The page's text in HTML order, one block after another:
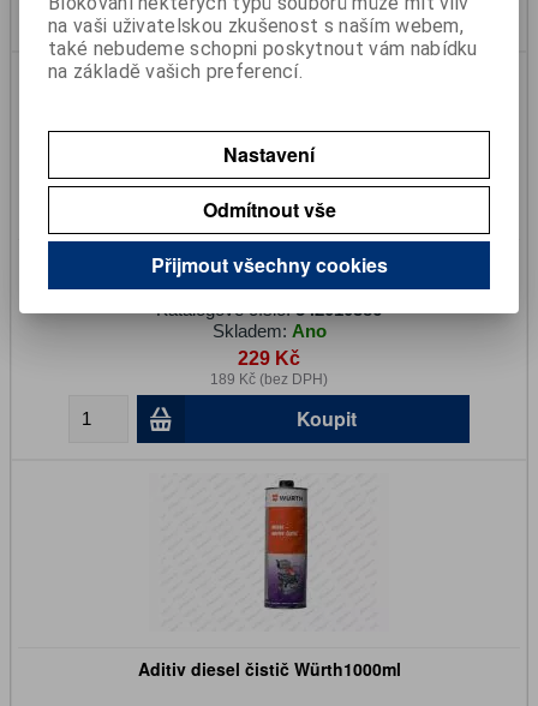
Koupit
Aditiv diesel čistič Würth 300ml
Katalogové číslo:542010386
Skladem: Ano
229 Kč
189 Kč (bez DPH)
Koupit
Aditiv diesel čistič Würth1000ml
na vaši uživatelskou zkušenost s naším webem,
také nebudeme schopni poskytnout vám nabídku
na základě vašich preferencí.
Nastavení
Odmítnout vše
Přijmout všechny cookies